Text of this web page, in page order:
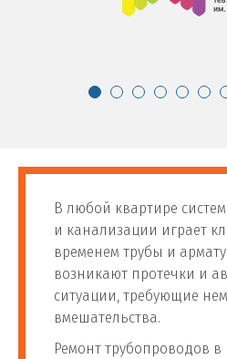
В любой квартире
и канализации играет
временем трубы и
возникают протечки и
ситуации, требующие
вмешательства.
Ремонт трубопроводов в